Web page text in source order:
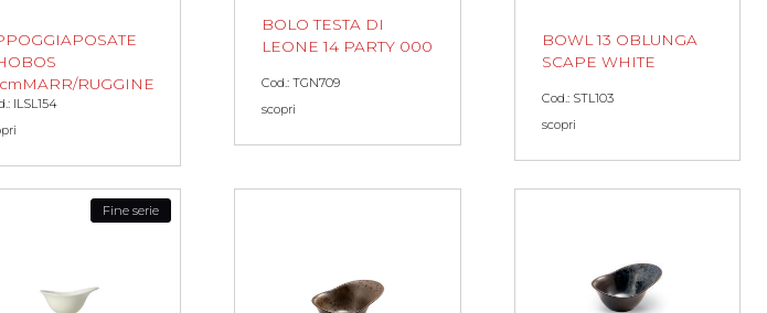
RUGGINE
ILSL154
BOLO TESTA DI
LEONE 14 PARTY 000
Cod.: TGN709
scopri
BOWL 13 OBLUNGA
SCAPE WHITE
Cod.: STL103
scopri
Fine serie